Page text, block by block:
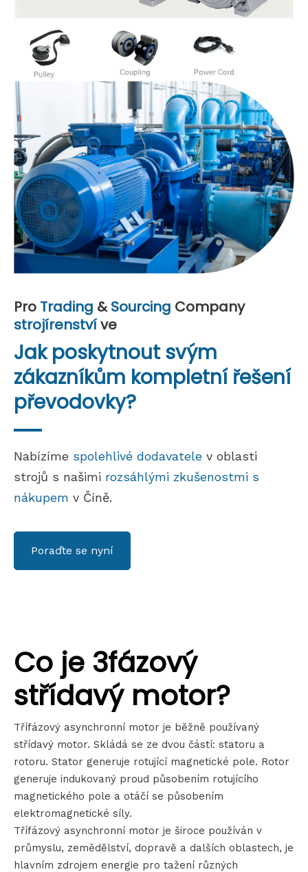
Pro Trading &Sourcing Company
strojírenstvíve
Jak poskytnout svým
zákazníkům kompletní řešení
převodovky?
Nabízíme spolehlivé dodavatele v oblasti
strojů s našimi rozsáhlými zkušenostmi s
nákupem v Číně.
Poraďte se nyní
Co je 3fázový
střídavý motor?
Třífázový asynchronní motor je běžně používaný
střídavý motor. Skládá se ze dvou částí: statoru a
rotoru. Stator generuje rotující magnetické pole. Rotor
generuje indukovaný proud působením rotujícího
magnetického pole a otáčí se působením
elektromagnetické síly.
Třífázový asynchronní motor je široce používán v
průmyslu, zemědělství, dopravě a dalších oblastech, je
hlavním zdrojem energie pro tažení různých